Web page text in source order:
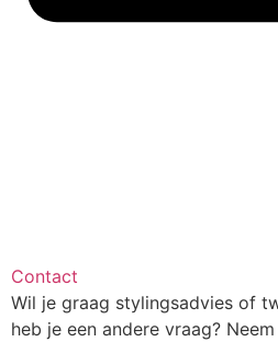
Contact
Wil je graag stylingsadvies of
heb je een andere vraag?